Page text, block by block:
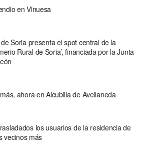
en Vinuesa
Soria presenta el spot central de la
Rural de Soria’, financiada por la Junta
ahora en Alcubilla de Avellaneda
los usuarios de la residencia de
vecinos más